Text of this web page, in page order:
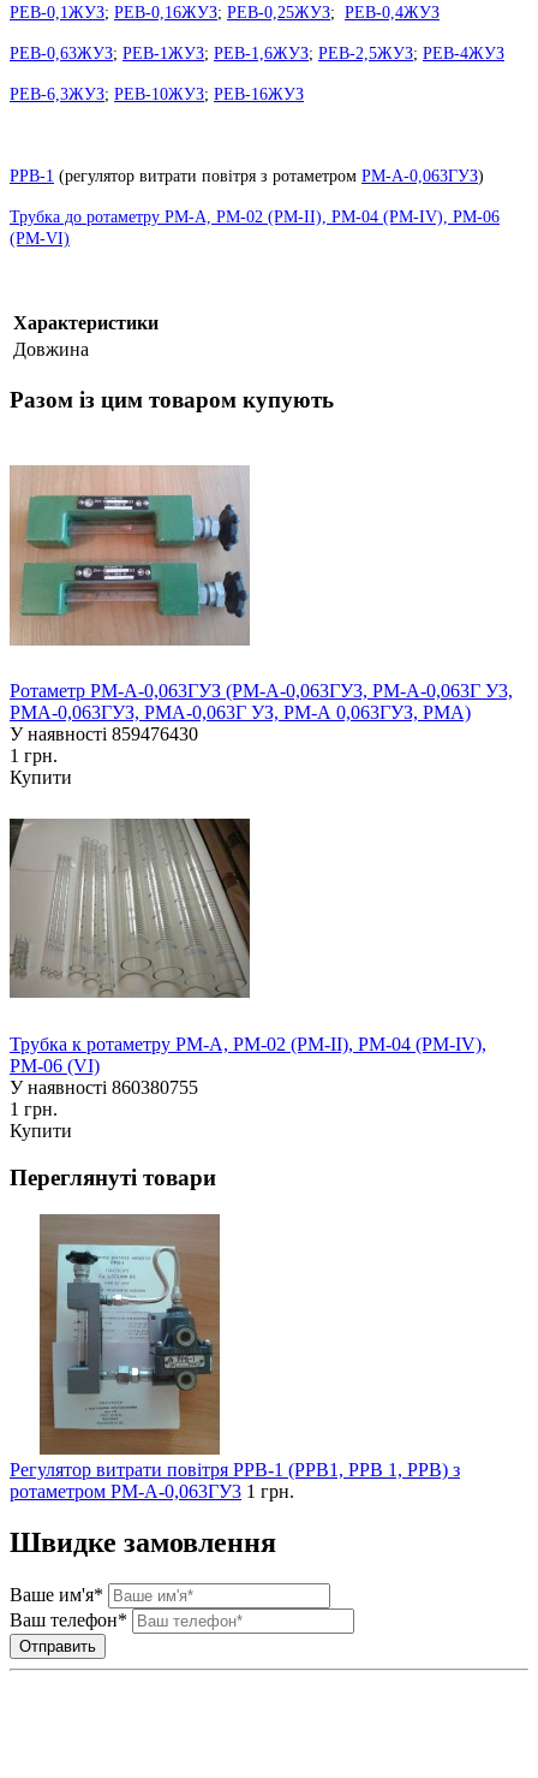
РЕВ-0,1ЖУЗ; РЕВ-0,16ЖУЗ; РЕВ-0,25ЖУЗ; РЕВ-0,4ЖУЗ
РЕВ-0,63ЖУЗ; РЕВ-1ЖУЗ; РЕВ-1,6ЖУЗ; РЕВ-2,5ЖУЗ; РЕВ-4ЖУЗ
РЕВ-6,3ЖУЗ; РЕВ-10ЖУЗ; РЕВ-16ЖУЗ
РРВ-1 (регулятор витрати повітря з ротаметром РМ-А-0,063ГУЗ)
Трубка до ротаметру РМ-А, РМ-02 (РМ-II), РМ-04 (РМ-IV), РМ-06
(РМ-VI)
Характеристики
Довжина
Разом із цим товаром купують
Ротаметр РМ-А-0,063ГУЗ (РМ-А-0,063ГУ3, РМ-А-0,063Г У3,
РМА-0,063ГУЗ, РМА-0,063Г УЗ, РМ-А 0,063ГУЗ, РМА)
У наявності 859476430
1 грн.
Купити
Трубка к ротаметру РМ-А, РМ-02 (РМ-II), РМ-04 (РМ-IV),
РМ-06 (VI)
У наявності 860380755
1 грн.
Купити
Переглянуті товари
Регулятор витрати повітря РРВ-1 (РРВ1, РРВ 1, РРВ) з
ротаметром РМ-А-0,063ГУ3 1 грн.
Швидке замовлення
Ваше им'я*
Ваш телефон*